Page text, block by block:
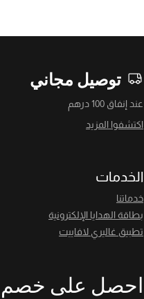
توصيل مجاني
عند إنفاق 100 درهم
اكتشفوا المزيد
الخدمات
خدماتنا
بطاقة الهدايا الإلكترونية
تطبيق غاليري لافاييت
احصل على خصم 10%